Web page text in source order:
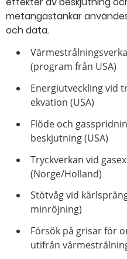
metangastankar
och data.
(program från USA)
Energiutveckling vid
ekvation (USA)
Flöde och
beskjutning (USA)
Tryckverkan vid
(Norge/Holland)
Stötvåg vid
minröjning)
Försök på grisar för
utifrån